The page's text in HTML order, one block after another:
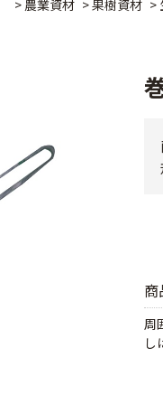
> 農業資材 >果樹資材 >
商
周
し